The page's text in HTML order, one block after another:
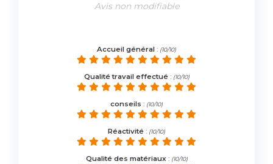
Avis non modifiable
Accueil général : (10/10)
Qualité travail effectué: (10/10)
conseils : (10/10)
Réactivité : (10/10)
Qualité des matériaux: (10/10)